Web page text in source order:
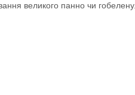
великого панно чи гобелену.